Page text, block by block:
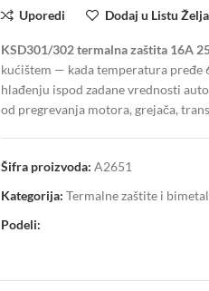
Uporedi Dodaj u Listu Želja
KSD301/302 termalna zaštita 16A
kućištem — kada temperatura pređe
hlađenju ispod zadane vrednosti
od pregrevanja motora, grejača,
Šifra proizvoda: A2651
Kategorija: Termalne zaštite i
Podeli: